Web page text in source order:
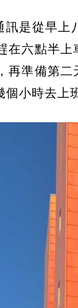
是從早
六點半
再準備第
小時去上